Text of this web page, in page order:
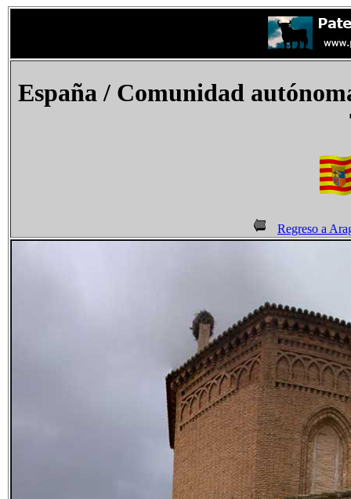
España / Comunidad
Regreso a